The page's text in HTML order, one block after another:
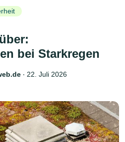
bei Starkregen
‧ 22. Juli 2026